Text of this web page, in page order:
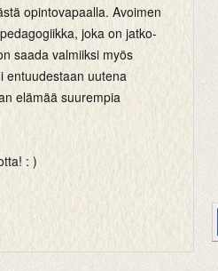
opintovapaalla. Avoimen
joka on jatko-
saada valmiiksi myös
entuudestaan uutena
elämää suurempia
: )